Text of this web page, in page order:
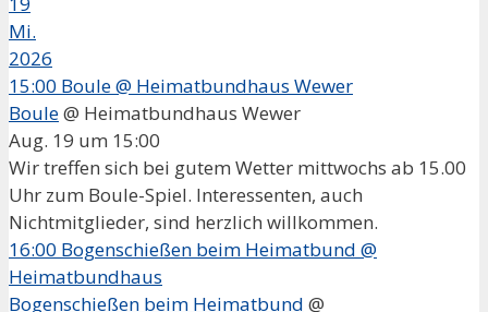
Mi.
2026
15:00 Boule@ Heimatbundhaus Wewer
Boule@ Heimatbundhaus Wewer
Aug. 19 um 15:00
Wir treffen sich bei gutem Wetter mittwochs ab 15.00
Uhr zum Boule-Spiel. Interessenten, auch
Nichtmitglieder, sind herzlich willkommen.
16:00 Bogenschießen beim Heimatbund @
Heimatbundhaus
Bogenschießen beim Heimatbund @